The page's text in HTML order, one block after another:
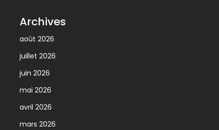
Archives
août 2026
juillet 2026
juin 2026
mai 2026
avril 2026
mars 2026